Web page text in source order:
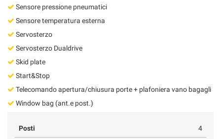
Sensore pressione pneumatici
Sensore temperatura esterna
Servosterzo
Servosterzo Dualdrive
Skid plate
Start&Stop
Telecomando apertura/chiusura porte + plafoniera vano bagagli
Window bag (ant.e post.)
Posti 4